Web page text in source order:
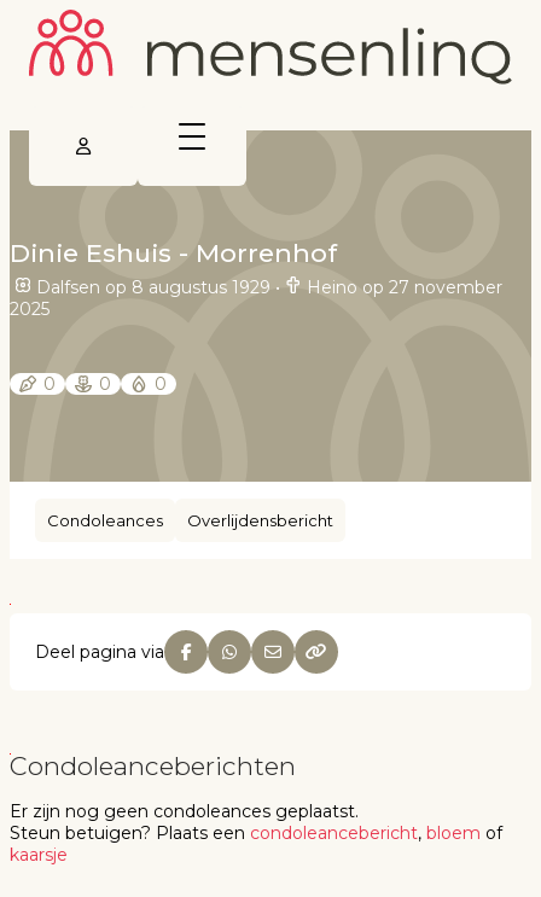
Dinie Eshuis - Morrenhof
Dalfsen op 8 augustus 1929 •
Heino op 27 november
2025
0 0 0
Condoleances Overlijdensbericht
Deel pagina via
Condoleanceberichten
Er zijn nog geen condoleances geplaatst.
Steun betuigen? Plaats een condoleancebericht, bloem of
kaarsje